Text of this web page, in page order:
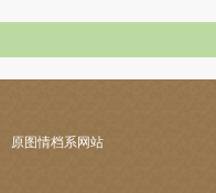
原图情档系网站